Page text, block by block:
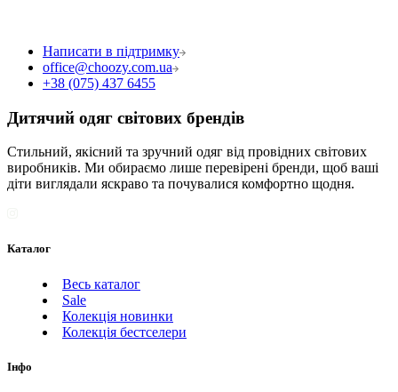
Написати в підтримку
office@choozy.com.ua
+38 (075) 437 6455
Дитячий одяг світових брендів
Стильний, якісний та зручний одяг від провідних світових
виробників. Ми обираємо лише перевірені бренди, щоб ваші
діти виглядали яскраво та почувалися комфортно щодня.
Каталог
Весь каталог
Sale
Колекція новинки
Колекція бестселери
Інфо